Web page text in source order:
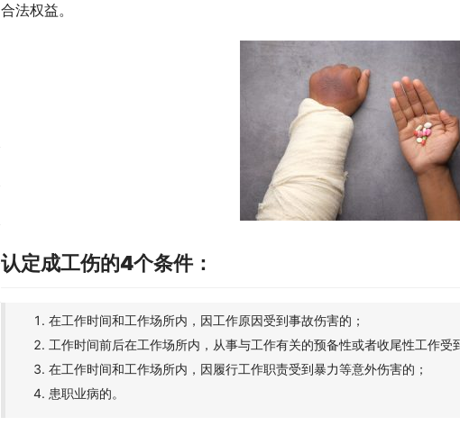
合法权益。
认定成工伤的4个条件：
在工作时间和工作场所内，因工作原因受到事故伤害的；
工作时间前后在工作场所内，从事与工作有关的预备性或者收尾性工作受
在工作时间和工作场所内，因履行工作职责受到暴力等意外伤害的；
患职业病的。